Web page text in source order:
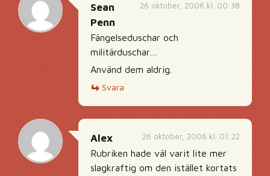
26 oktober, 2006 kl. 00:38
Sean
Penn
Fängelseduschar och
militärduschar…
Använd dem aldrig.
Svara
26 oktober, 2006 kl. 01:22
Alex
Rubriken hade väl varit lite mer
slagkraftig om den istället kortats